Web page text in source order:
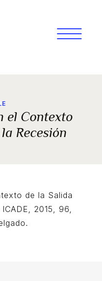
el Contexto
Recesión
de la Salida
2015, 96,